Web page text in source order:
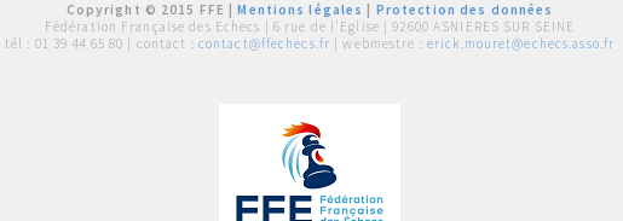
Copyright © 2015 FFE |Mentions légales
Protection des données
Fédération Française des Echecs | 6 rue de l'Eglise | 92600 ASNIERES SUR SEINE
tél : 01 39 44 65 80 | contact : contact@ffechecs.fr | webmestre : erick.mouret@echecs.asso.fr